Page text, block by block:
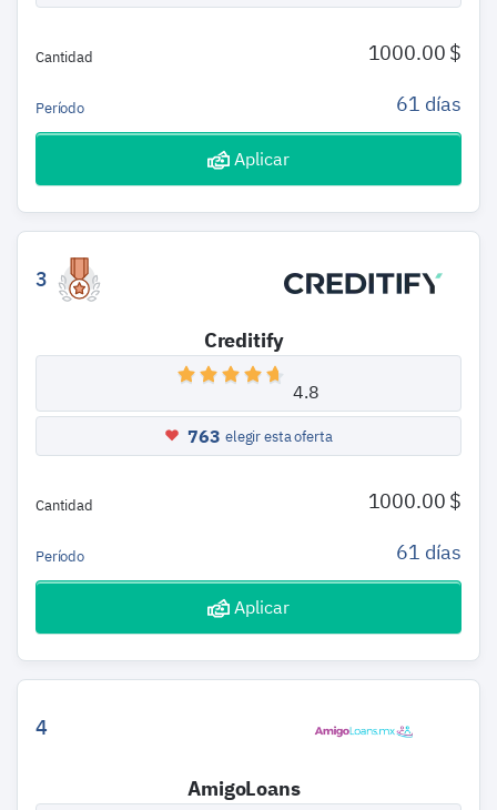
Cantidad 1000.00 $
Período 61 días
Aplicar
3
Creditify
4.8
763 elegir esta oferta
Cantidad 1000.00 $
Período 61 días
Aplicar
4
AmigoLoans